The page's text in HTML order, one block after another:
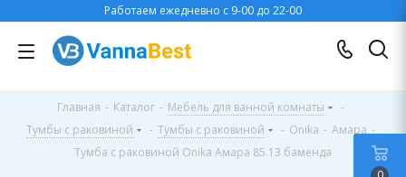
Работаем ежедневно с 9-00 до 22-00
Главная - Каталог - Мебель для ванной комнаты
-
Тумбы с раковиной
- Тумбы с раковиной - Onika - Амара -
Тумба с раковиной Onika Амара 85.13 баменда